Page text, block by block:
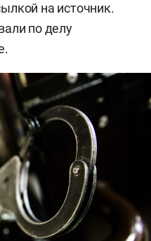
на источник.
по делу